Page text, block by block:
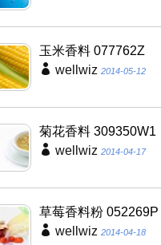
玉米香料 077762Z
wellwiz 2014-05-12
菊花香料 309350W1
wellwiz 2014-04-17
草莓香料粉 052269P
wellwiz 2014-04-18